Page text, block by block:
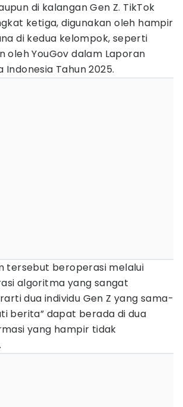
di kalangan Gen Z. TikTok
ketiga, digunakan oleh hampir
di kedua kelompok, seperti
oleh YouGov dalam Laporan
Indonesia Tahun 2025.
tersebut beroperasi melalui
algoritma yang sangat
dua individu Gen Z yang sama-
berita” dapat berada di dua
yang hampir tidak